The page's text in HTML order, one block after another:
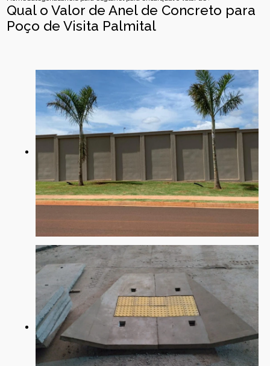
Qual o Valor de Anel de Concreto para
Poço de Visita Palmital